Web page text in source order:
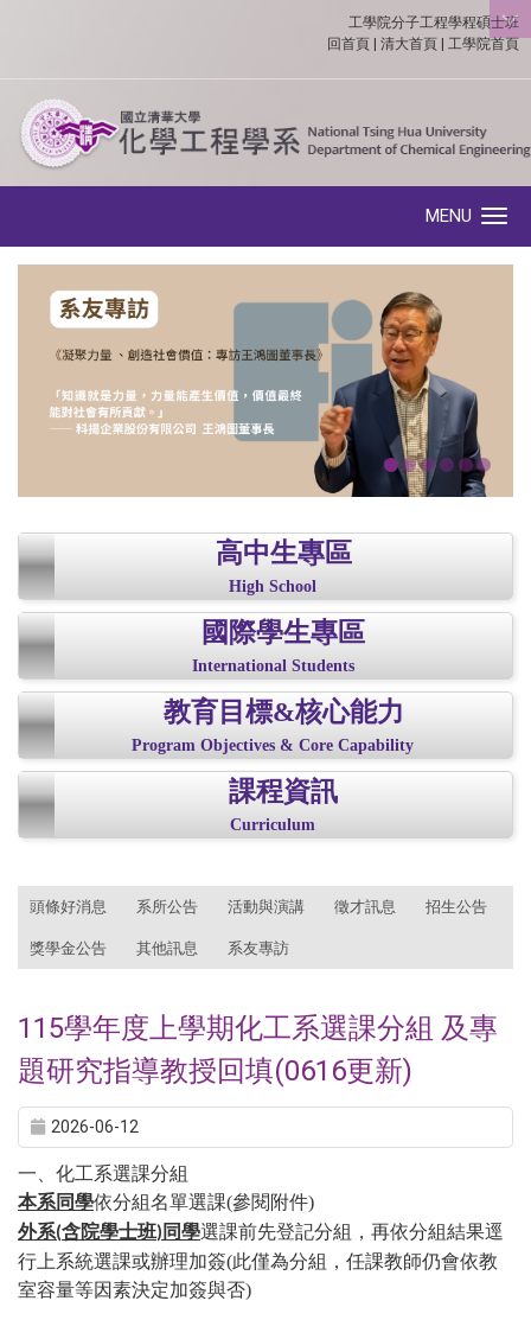
:::
工學院分子工程學程碩士班
回首頁
清大首頁 工學院首頁
MENU
高中生專區
High School
國際學生專區
International Students
教育目標&核心能力
Program Objectives & Core Capability
課程資訊
Curriculum
頭條好消息 系所公告 活動與演講 徵才訊息 招生公告
獎學金公告 其他訊息 系友專訪
115學年度上學期化工系選課分組 及專
題研究指導教授回填(0616更新)
2026-06-12
一、化工系選課分組
本系同學依分組名單選課(參閱附件)
外系(含院學士班) 同學選課前先登記分組，再依分組結果逕
行上系統選課或辦理加簽(此僅為分組，任課教師仍會依教
室容量等因素決定加簽與否)